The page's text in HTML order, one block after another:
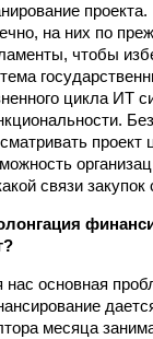
на них по
чтобы
цикла ИТ
проект
связи
нас основная
месяца